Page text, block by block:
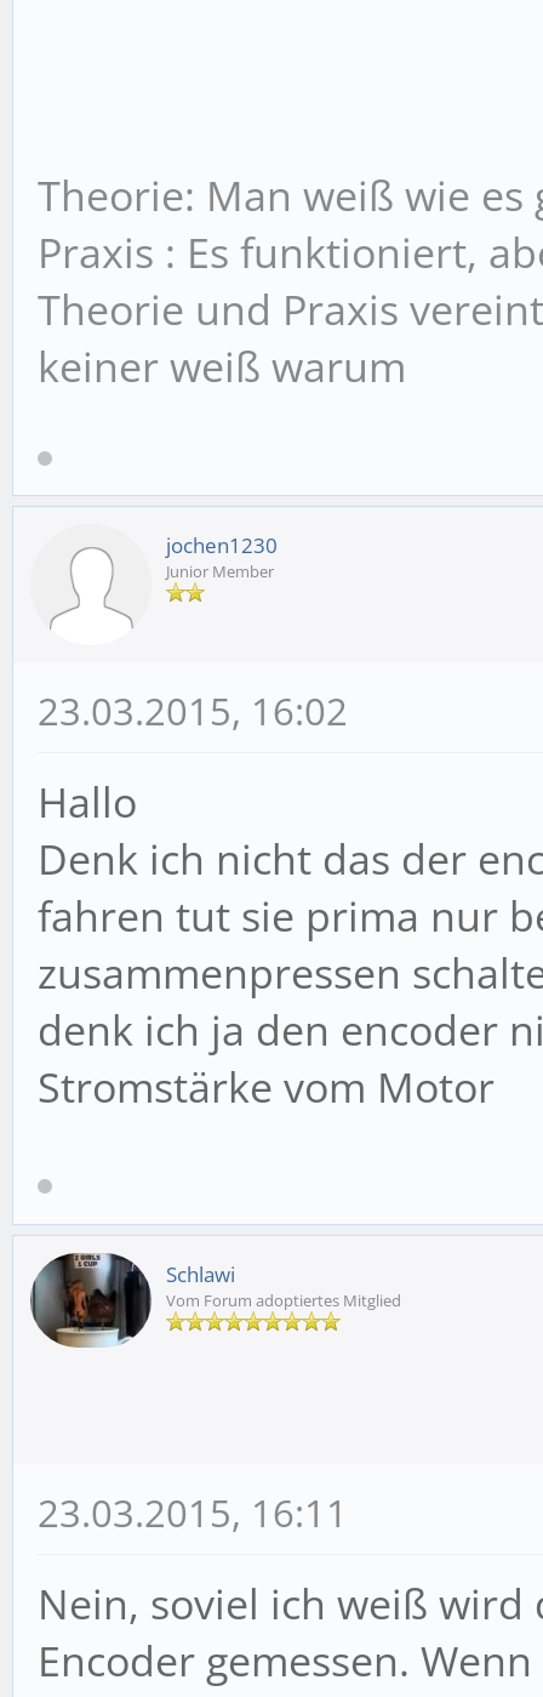
Theorie: Man weiß wie
Praxis : Es funktioniert,
Theorie und Praxis
keiner weiß warum
jochen1230
Junior Member
23.03.2015, 16:02
Hallo
Denk ich nicht das der
fahren tut sie prima nur
zusammenpressen
denk ich ja den encoder
Stromstärke vom Motor
Schlawi
Vom Forum adoptiertes Mitglied
23.03.2015, 16:11
Nein, soviel ich weiß
Encoder gemessen.